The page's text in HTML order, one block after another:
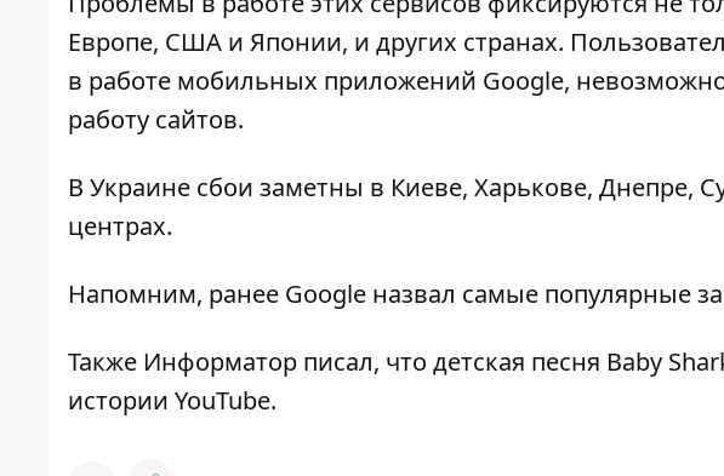
Европе, США и Японии, и других странах.
в работе мобильных приложений Google,
работу сайтов.
В Украине сбои заметны в Киеве, Харькове, Днепре,
центрах.
Напомним, ранее Google назвал самые популярные
Также Информатор писал, что детская песня Baby
истории YouTube.